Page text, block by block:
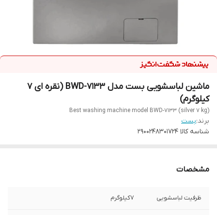
ماشین لباسشویی بست مدل BWD-7133 (نقره ای 7
کیلوگرم)
Best washing machine model BWD-7133 (silver 7 kg)
برند:بست
شناسه کالا ۲۹۰۰۲۴۸۳۰۱۷۲4
مشخصات
ظرفیت لباسشویی 7کیلوگرم